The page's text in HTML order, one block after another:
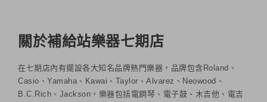
關於補給站樂器七期店
在七期店內有擺設各大知名品牌熱門樂器，品牌包含Roland、
Casio、Yamaha、Kawai、Taylor、Alvarez、Neowood、
B.C.Rich、Jackson，樂器包括電鋼琴、電子鼓、木吉他、電吉